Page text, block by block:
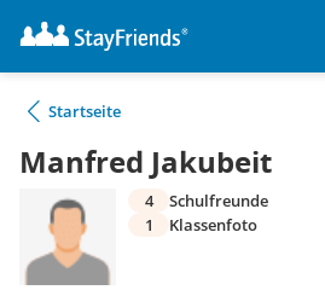
Startseite
Manfred Jakubeit
4
Schulfreunde
1
Klassenfoto